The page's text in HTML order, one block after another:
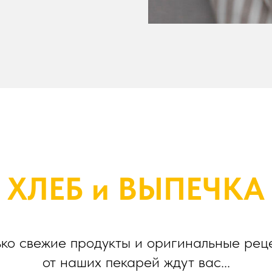
ХЛЕБ и ВЫПЕЧКА
свежие продукты и оригинальные
от наших пекарей ждут вас...